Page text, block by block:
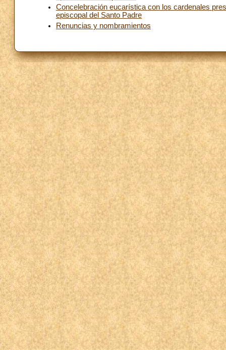
Concelebración eucarística con los cardenales
episcopal del Santo Padre
Renuncias y nombramientos